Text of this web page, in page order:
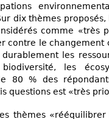
dix thèmes
comme «très
contre le changement
les
les
80 % des
questions est «très
thèmes